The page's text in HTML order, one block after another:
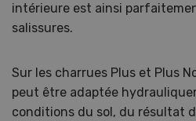
intérieure est ainsi
salissures.
Sur les charrues Plus et Plus
peut être adaptée
conditions du sol, du résultat